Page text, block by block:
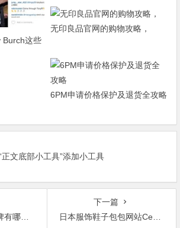
Burch这些
无印良品官网的购物攻略，
6PM申请价格保护及退货全攻略
正文底部小工具”添加小工具
品牌盘点
下一篇
日本服饰鞋子包包网站Cecile官网海淘攻略教程